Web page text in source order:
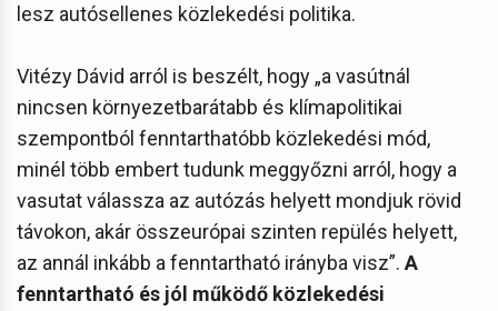
lesz autósellenes közlekedési politika.
Vitézy Dávid arról is beszélt, hogy „a vasútnál
nincsen környezetbarátabb és klímapolitikai
szempontból fenntarthatóbb közlekedési mód,
minél több embert tudunk meggyőzni arról, hogy a
vasutat válassza az autózás helyett mondjuk rövid
távokon, akár összeurópai szinten repülés helyett,
az annál inkább a fenntartható irányba visz”. A
fenntartható és jól működő közlekedési